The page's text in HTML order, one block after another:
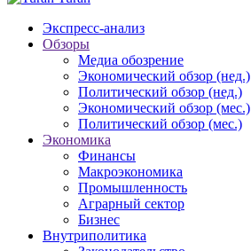
Экспресс-анализ
Обзоры
Медиа обозрение
Экономический обзор (нед.)
Политический обзор (нед.)
Экономический обзор (мес.)
Политический обзор (мес.)
Экономика
Финансы
Макроэкономика
Промышленность
Аграрный сектор
Бизнес
Внутриполитика